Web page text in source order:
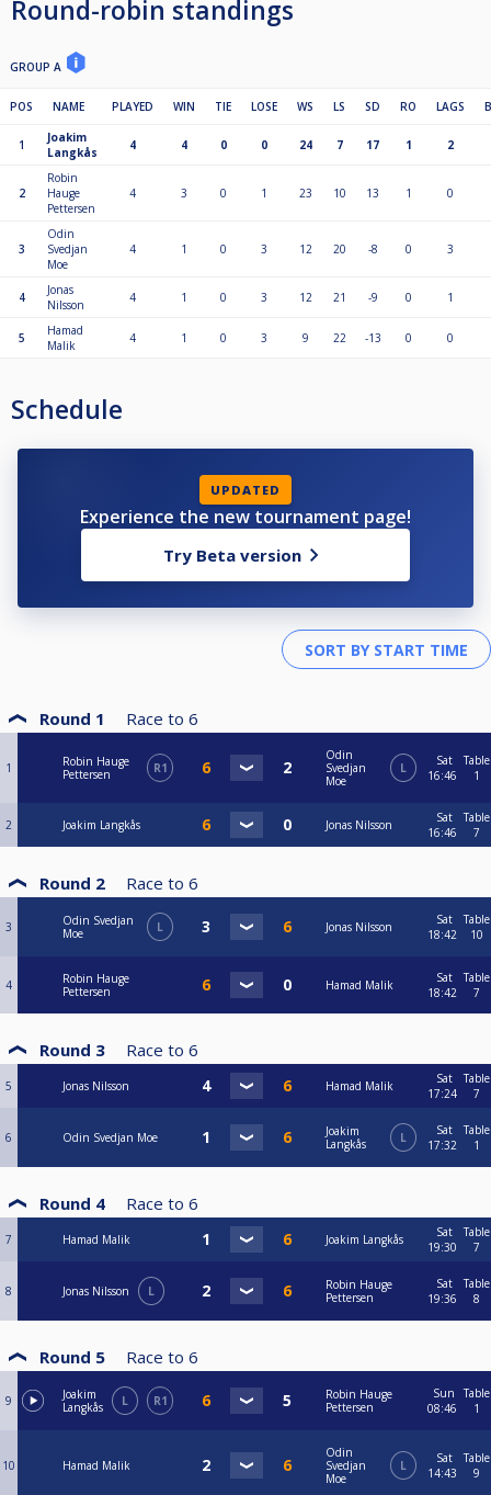
Round-robin standings
GROUP A
POS NAME PLAYED WIN TIE LOSE WS LS SD RO LAGS
1
Joakim
Langkås
4 4 0 0 24 7 17 1 2
2
Robin
Hauge
Pettersen
4 3 0 1 23 10 13 1 0
3
Odin
Svedjan
Moe
4 1 0 3 12 20 -8 0 3
4
Jonas
Nilsson
4 1 0 3 12 21 -9 0 1
5
Hamad
Malik
4 1 0 3 9 22 -13 0 0
Schedule
UPDATED
Experience the new tournament page!
Try Beta version
Round 1 Race to 6
1
Robin Hauge
Pettersen
R1
Odin
Svedjan
Moe
L
Sat
16:46
Table
1
2 Joakim Langkås Jonas Nilsson
Sat
16:46
Table
7
Round 2 Race to 6
3
Odin Svedjan
Moe
L Jonas Nilsson
Sat
18:42
Table
10
4
Robin Hauge
Pettersen
Hamad Malik
Sat
18:42
Table
7
Round 3 Race to 6
5 Jonas Nilsson Hamad Malik
Sat
17:24
Table
7
6 Odin Svedjan Moe
Joakim
Langkås
L
Sat
17:32
Table
1
Round 4 Race to 6
7 Hamad Malik Joakim Langkås
Sat
19:30
Table
7
8 Jonas Nilsson L
Robin Hauge
Pettersen
Sat
19:36
Table
8
Round 5 Race to 6
9
Joakim
Langkås
L R1
Robin Hauge
Pettersen
Sun
08:46
Table
1
10 Hamad Malik
Odin
Svedjan
Moe
L
Sat
14:43
Table
9